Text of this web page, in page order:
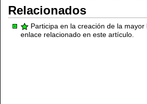
Relacionados
Participa en la creación de la mayor
enlace relacionado en este artículo.